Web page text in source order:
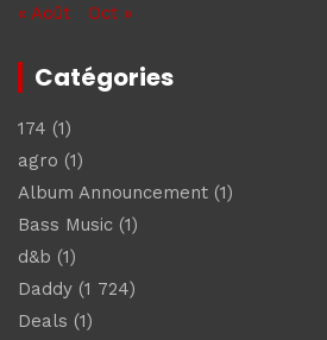
« Août
Oct »
Catégories
174 (1)
agro (1)
Album Announcement (1)
Bass Music (1)
d&b (1)
Daddy (1 724)
Deals (1)